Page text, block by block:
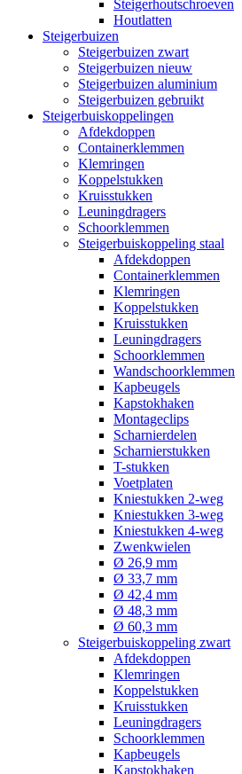
Steigerhoutschroeven
Houtlatten
Steigerbuizen
Steigerbuizen zwart
Steigerbuizen nieuw
Steigerbuizen aluminium
Steigerbuizen gebruikt
Steigerbuiskoppelingen
Afdekdoppen
Containerklemmen
Klemringen
Koppelstukken
Kruisstukken
Leuningdragers
Schoorklemmen
Steigerbuiskoppeling staal
Afdekdoppen
Containerklemmen
Klemringen
Koppelstukken
Kruisstukken
Leuningdragers
Schoorklemmen
Wandschoorklemmen
Kapbeugels
Kapstokhaken
Montageclips
Scharnierdelen
Scharnierstukken
T-stukken
Voetplaten
Kniestukken 2-weg
Kniestukken 3-weg
Kniestukken 4-weg
Zwenkwielen
Ø 26,9 mm
Ø 33,7 mm
Ø 42,4 mm
Ø 48,3 mm
Ø 60,3 mm
Steigerbuiskoppeling zwart
Afdekdoppen
Klemringen
Koppelstukken
Kruisstukken
Leuningdragers
Schoorklemmen
Kapbeugels
Kapstokhaken